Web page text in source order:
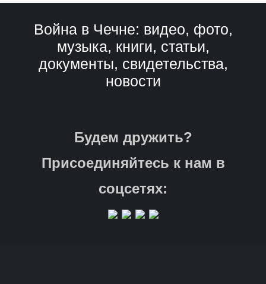
Война в Чечне: видео, фото,
музыка, книги, статьи,
документы, свидетельства,
новости
Будем дружить?
Присоединяйтесь к нам в
соцсетях: